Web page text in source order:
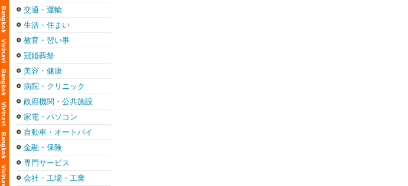
交通・運輸
生活・住まい
教育・習い事
冠婚葬祭
美容・健康
病院・クリニック
政府機関・公共施設
家電・パソコン
自動車・オートバイ
金融・保険
専門サービス
会社・工場・工業